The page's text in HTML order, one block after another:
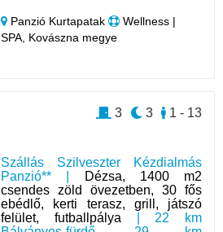
Panzió Kurtapatak
Wellness |
SPA, Kovászna megye
Szállás Szilveszter Kézdialmás
Panzió** |
Dézsa, 1400 m2
csendes zöld övezetben, 30 fős
ebédlő, kerti terasz, grill, játszó
felület, futballpálya | 22 km
1 - 13
3
3